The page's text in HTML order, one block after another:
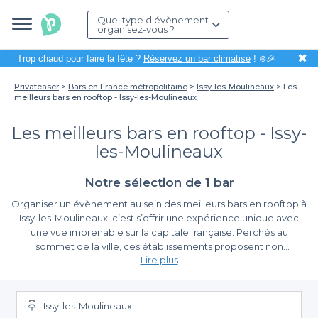
Quel type d'évènement
organisez-vous ?
Trop chaud pour faire la fête ? Réservez un bar climatisé! ❄️🎉 ✖
Privateaser Bars en France métropolitaine Issy-les-Moulineaux
Les
meilleurs bars en rooftop - Issy-les-Moulineaux
Les meilleurs bars en rooftop - Issy-
les-Moulineaux
Notre sélection de 1 bar
Organiser un évènement au sein des meilleurs bars en rooftop à
Issy-les-Moulineaux, c’est s’offrir une expérience unique avec
une vue imprenable sur la capitale française. Perchés au
sommet de la ville, ces établissements proposent non
seulement une atmosphère agréable, mais aussi un cadre idéal
afterwork, un anniversaire ou une soirée entre amis. Grâce à leur
emplacement élevé, les rooftops offrent une ambiance à la fois
Une réservation simplifiée avec Privateaser
Avec Privateaser, la planification de votre évènement devient
Lire plus
Issy-les-Moulineaux